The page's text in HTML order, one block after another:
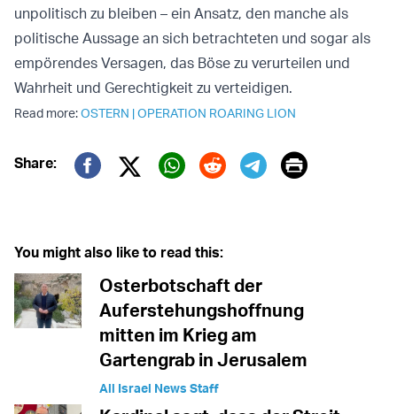
unpolitisch zu bleiben – ein Ansatz, den manche als
politische Aussage an sich betrachteten und sogar als
empörendes Versagen, das Böse zu verurteilen und
Wahrheit und Gerechtigkeit zu verteidigen.
Read more:OSTERN |OPERATION ROARING LION
Share:
Twitter (X)
Print
You might also like to read this:
Osterbotschaft der
Auferstehungshoffnung
mitten im Krieg am
Gartengrab in Jerusalem
All Israel News Staff